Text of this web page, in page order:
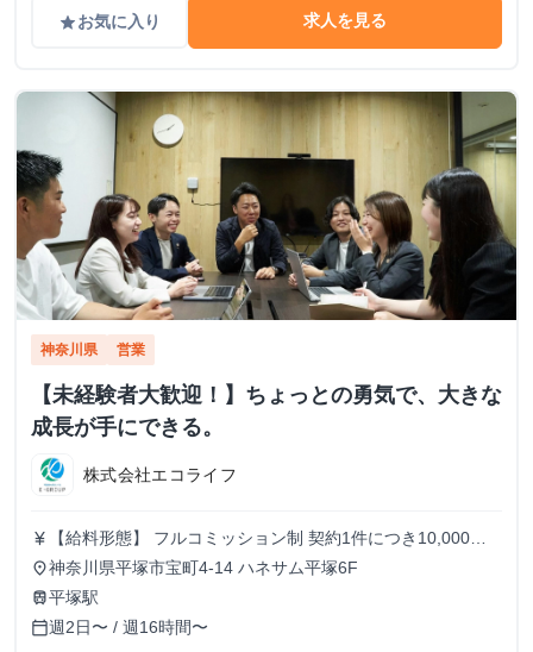
gradeお気に入り 求人を見る
神奈川県 営業
【未経験者大歓迎！】ちょっとの勇気で、大きな
成長が手にできる。
株式会社エコライフ
currency_yen
【給料形態】 フルコミッション制 契約1件につき10,000
円〜130,000円 ※役職に応じて変動します。 【賞金制度】
初昇格や目標達成の際、学生さんをご紹介いただいた際には
例】 ・半年以上継続しているインターン生の平均月給：15
place神奈川県平塚市宝町4-14 ハネサム平塚6F
train平塚駅
calendar_today週2日〜 / 週16時間〜